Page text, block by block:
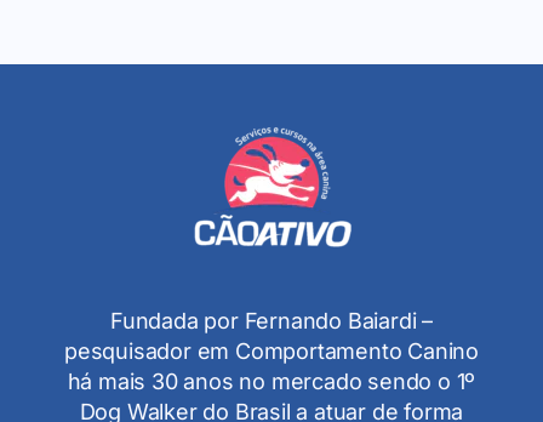
Fundada por Fernando Baiardi –
pesquisador em Comportamento Canino
há mais 30 anos no mercado sendo o 1º
Dog Walker do Brasil a atuar de forma